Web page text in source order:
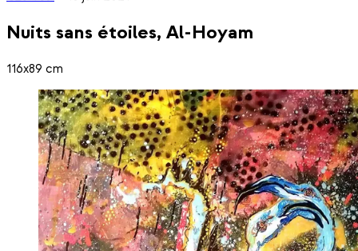
Nuits sans étoiles, Al-Hoyam
116x89 cm